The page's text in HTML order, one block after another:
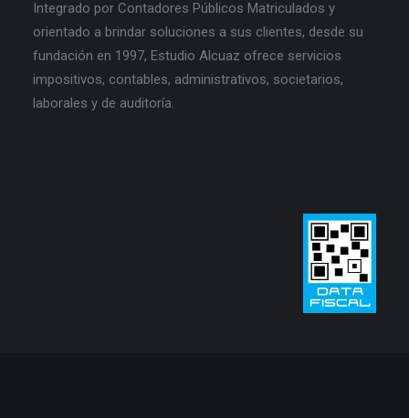
Integrado por Contadores Públicos Matriculados y
orientado a brindar soluciones a sus clientes, desde su
fundación en 1997, Estudio Alcuaz ofrece servicios
impositivos, contables, administrativos, societarios,
laborales y de auditoría.